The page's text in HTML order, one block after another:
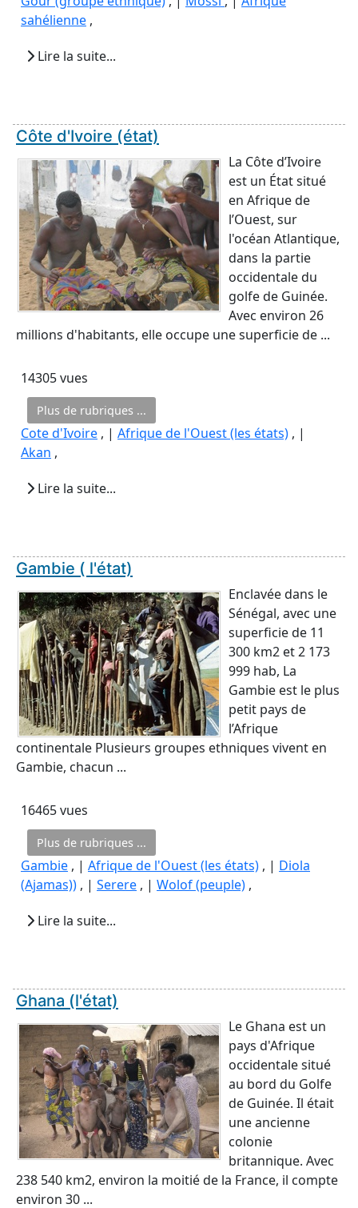
sahélienne ,
Lire la suite...
Côte d'Ivoire (état)
La Côte d’Ivoire
est un État situé
en Afrique de
l’Ouest, sur
l'océan Atlantique,
dans la partie
occidentale du
golfe de Guinée.
Avec environ 26
millions d'habitants, elle occupe une superficie de ...
14305 vues
Plus de rubriques ...
Cote d'Ivoire , | Afrique de l'Ouest (les états) , |
Akan ,
Lire la suite...
Gambie ( l'état)
Enclavée dans le
Sénégal, avec une
superficie de 11
300 km2 et 2 173
999 hab, La
Gambie est le plus
petit pays de
l’Afrique
continentale Plusieurs groupes ethniques vivent en
Gambie, chacun ...
16465 vues
Plus de rubriques ...
Gambie , | Afrique de l'Ouest (les états) , | Diola
(Ajamas)) , | Serere , | Wolof (peuple) ,
Lire la suite...
Ghana (l'état)
Le Ghana est un
pays d'Afrique
occidentale situé
au bord du Golfe
de Guinée. Il était
une ancienne
colonie
britannique. Avec
238 540 km2, environ la moitié de la France, il compte
environ 30 ...